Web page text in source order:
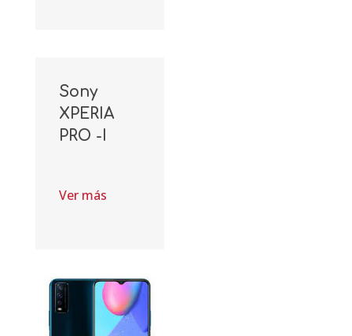
Sony
XPERIA
PRO -I
Ver más